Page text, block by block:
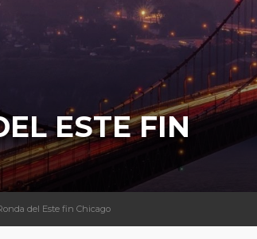
ESTE FIN
del Este fin Chicago